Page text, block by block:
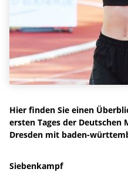
Hier finden Sie einen
ersten Tages der
Dresden mit baden-
Siebenkampf